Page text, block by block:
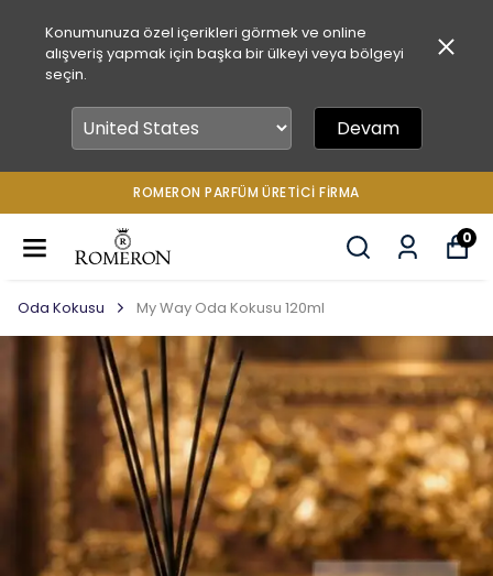
Konumunuza özel içerikleri görmek ve online
alışveriş yapmak için başka bir ülkeyi veya bölgeyi
seçin.
Devam
ROMERON PARFÜM ÜRETICI FIRMA
0
Oda Kokusu My Way Oda Kokusu 120ml